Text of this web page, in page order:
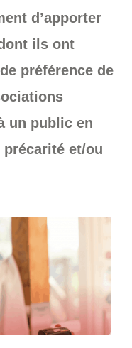
d’apporter
ils ont
préférence de
un public en
précarité et/ou